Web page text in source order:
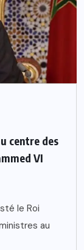
centre des
VI
le Roi
au